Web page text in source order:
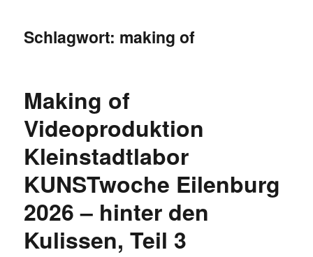
Schlagwort: making of
Making of
Videoproduktion
Kleinstadtlabor
KUNSTwoche Eilenburg
2026 – hinter den
Kulissen, Teil 3